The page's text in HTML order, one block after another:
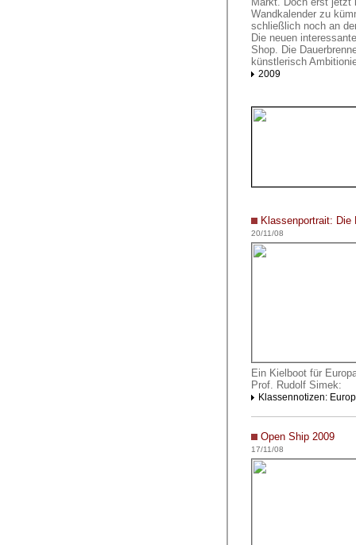
Wandkalender zu
schließlich noch an
Die neuen
Shop. Die
künstlerisch
2009
Klassenportrait: Die
20/11/08
Ein Kielboot für
Prof. Rudolf Simek:
Klassennotizen:
Open Ship 2009
17/11/08